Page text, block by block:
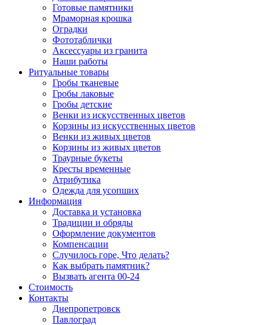
Готовые памятники
Мраморная крошка
Оградки
Фототаблички
Аксессуары из гранита
Наши работы
Ритуальные товары
Гробы тканевые
Гробы лаковые
Гробы детские
Венки из искусственных цветов
Корзины из искусственных цветов
Венки из живых цветов
Корзины из живых цветов
Траурные букеты
Кресты временные
Атрибутика
Одежда для усопших
Информация
Доставка и установка
Традиции и обряды
Оформление документов
Компенсации
Случилось горе, Что делать?
Как выбрать памятник?
Вызвать агента 00-24
Стоимость
Контакты
Днепропетровск
Павлоград